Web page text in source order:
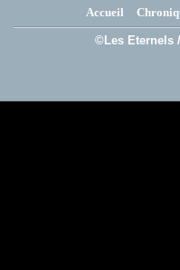
Accueil
©Les Eternels